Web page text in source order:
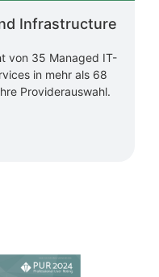
Infrastructure
von 35 Managed IT-
in mehr als 68
Providerauswahl.